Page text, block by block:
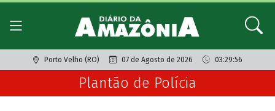
Porto Velho (RO) 07 de Agosto de 2026 03:29:56
Plantão de Polícia